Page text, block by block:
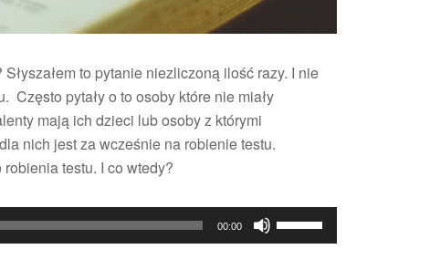
to pytanie niezliczoną ilość razy. I nie
Często pytały o to osoby które nie miały
mają ich dzieci lub osoby z którymi
nich jest za wcześnie na robienie testu.
testu. I co wtedy?
00:00
strzałek